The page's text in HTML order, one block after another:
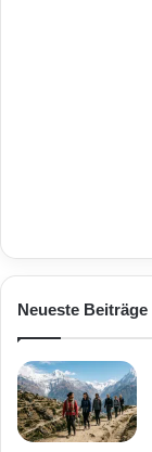
Neueste Beiträge